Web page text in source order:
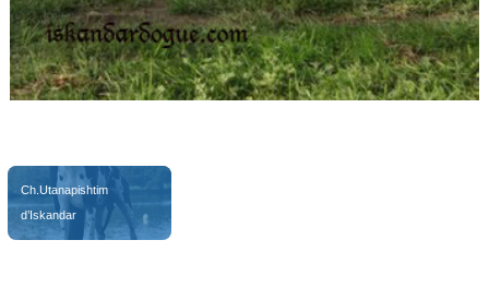
Ch.Utanapishtim
d’Iskandar